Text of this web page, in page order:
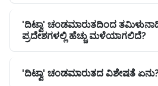
'ದಿಟ್ವಾ' ಚಂಡಮಾರುತದಿಂದ
ಪ್ರದೇಶಗಳಲ್ಲಿ ಹೆಚ್ಚು ಮಳೆಯಾಗಲಿದೆ?
'ದಿಟ್ವಾ' ಚಂಡಮಾರುತದ ವಿಶೇಷತೆ